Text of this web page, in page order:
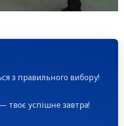
з правильного вибору!
твоє успішне завтра!